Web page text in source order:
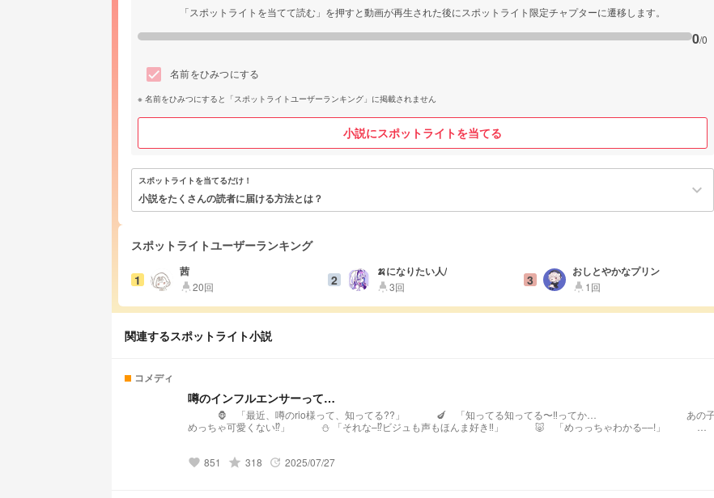
「スポットライトを当てて読む」を押すと動画が再生された後にスポットライト限定チャプターに遷移します。
0/0
名前をひみつにする
名前をひみつにすると「スポットライトユーザーランキング」に掲載されません
小説にスポットライトを当てる
スポットライトを当てるだけ！
小説をたくさんの読者に届ける方法とは？ keyboard_arrow_down
スポットライトユーザーランキング
1
茜
highlight20回 2
🍌になりたい人/
highlight3回 3
おしとやかなプリン
highlight 1回
関連するスポットライト小説
コメディ
噂のインフルエンサーって…
🦍 「最近、噂のrio様って、知ってる??」 🍆 「知ってる知ってる〜‼︎ってか… あの子
めっちゃ可愛くない⁉︎」 ⛄️ 「それな–⁉︎ビジュも声もほんま好き‼︎」 🐷 「めっっちゃわかる––!」
がとうｰｰｰ❤️‍🔥↓ みみ様 たこさんうぃんなー様 かずー様 速乃天音様 星宮るる様 祢
favorite 851 grade 318 update 2025/07/27